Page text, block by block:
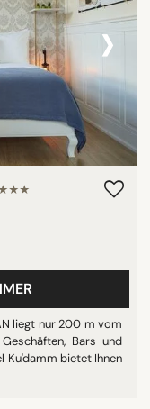
›
liegt nur 200 m vom
Bars und
Ku'damm bietet Ihnen